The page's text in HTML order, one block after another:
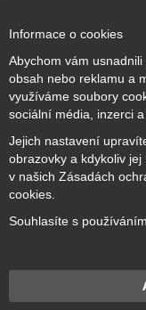
Informace o cookies
Abychom vám
obsah nebo reklamu a
využíváme soubory
sociální média, inzerci a
Jejich nastavení
obrazovky a kdykoliv
v našich Zásadách
cookies.
Souhlasíte s